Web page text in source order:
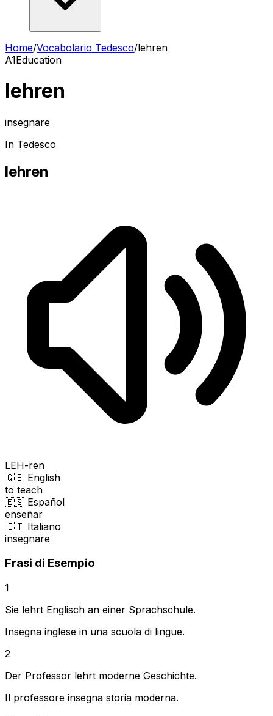
Home/Vocabolario Tedesco/lehren
A1Education
lehren
insegnare
In Tedesco
lehren
LEH-ren
🇬🇧 English
to teach
🇪🇸 Español
enseñar
🇮🇹 Italiano
insegnare
Frasi di Esempio
1
Sie lehrt Englisch an einer Sprachschule.
Insegna inglese in una scuola di lingue.
2
Der Professor lehrt moderne Geschichte.
Il professore insegna storia moderna.